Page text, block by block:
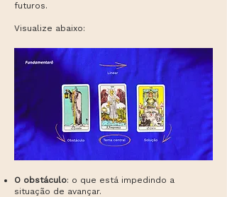
futuros.
Visualize abaixo:
O obstáculo: o que está impedindo a
situação de avançar.